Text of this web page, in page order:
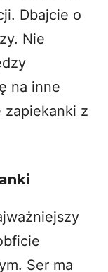
Dbajcie o
Nie
na inne
zapiekanki z
Ser ma